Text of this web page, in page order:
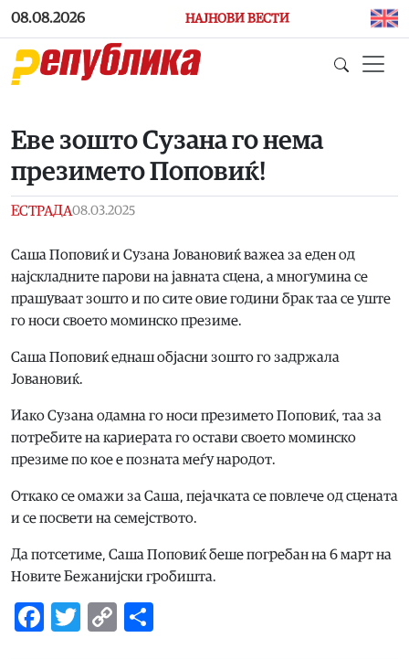
Skip to main content
08.08.2026 НАЈНОВИ ВЕСТИ
Еве зошто Сузана го нема
презимето Поповиќ!
ЕСТРАДА08.03.2025
Саша Поповиќ и Сузана Јовановиќ важеа за еден од
најскладните парови на јавната сцена, а многумина се
прашуваат зошто и по сите овие години брак таа се уште
го носи своето моминско презиме.
Саша Поповиќ еднаш објасни зошто го задржала
Јовановиќ.
Иако Сузана одамна го носи презимето Поповиќ, таа за
потребите на кариерата го остави своето моминско
презиме по кое е позната меѓу народот.
Откако се омажи за Саша, пејачката се повлече од сцената
и се посвети на семејството.
Да потсетиме, Саша Поповиќ беше погребан на 6 март на
Новите Бежанијски гробишта.
Facebook
Twitter
Copy